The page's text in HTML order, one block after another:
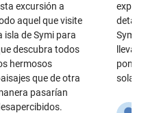
excursión a
aquel que visite
isla de Symi para
descubra todos
hermosos
que de otra
pasarían
detalle
Symi.
llevar
solar.